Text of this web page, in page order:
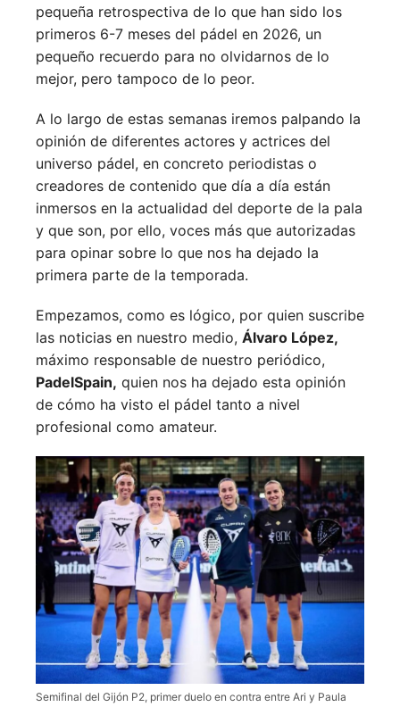
pequeña retrospectiva de lo que han sido los
primeros 6-7 meses del pádel en 2026, un
pequeño recuerdo para no olvidarnos de lo
mejor, pero tampoco de lo peor.
A lo largo de estas semanas iremos palpando la
opinión de diferentes actores y actrices del
universo pádel, en concreto periodistas o
creadores de contenido que día a día están
inmersos en la actualidad del deporte de la pala
y que son, por ello, voces más que autorizadas
para opinar sobre lo que nos ha dejado la
primera parte de la temporada.
Empezamos, como es lógico, por quien suscribe
las noticias en nuestro medio, Álvaro López,
máximo responsable de nuestro periódico,
PadelSpain, quien nos ha dejado esta opinión
de cómo ha visto el pádel tanto a nivel
profesional como amateur.
Semifinal del Gijón P2, primer duelo en contra entre Ari y Paula